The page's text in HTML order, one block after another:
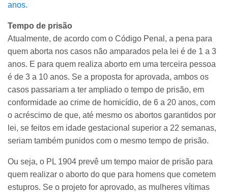
anos.
Tempo de prisão
Atualmente, de acordo com o Código Penal, a pena para
quem aborta nos casos não amparados pela lei é de 1 a 3
anos. E para quem realiza aborto em uma terceira pessoa
é de 3 a 10 anos. Se a proposta for aprovada, ambos os
casos passariam a ter ampliado o tempo de prisão, em
conformidade ao crime de homicídio, de 6 a 20 anos, com
o acréscimo de que, até mesmo os abortos garantidos por
lei, se feitos em idade gestacional superior a 22 semanas,
seriam também punidos com o mesmo tempo de prisão.
Ou seja, o PL 1904 prevê um tempo maior de prisão para
quem realizar o aborto do que para homens que cometem
estupros. Se o projeto for aprovado, as mulheres vítimas